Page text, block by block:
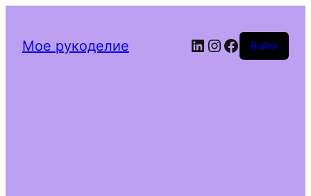
Мое рукоделие LinkedIn
Instagram
Facebook
Войти